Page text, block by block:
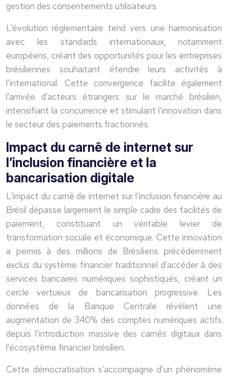
gestion des consentements utilisateurs.
L’évolution réglementaire tend vers une harmonisation
avec les standards internationaux, notamment
européens, créant des opportunités pour les entreprises
brésiliennes souhaitant étendre leurs activités à
l’international. Cette convergence facilite également
l’arrivée d’acteurs étrangers sur le marché brésilien,
intensifiant la concurrence et stimulant l’innovation dans
le secteur des paiements fractionnés.
Impact du carnê de internet sur
l’inclusion financière et la
bancarisation digitale
L’impact du carnê de internet sur l’inclusion financière au
Brésil dépasse largement le simple cadre des facilités de
paiement, constituant un véritable levier de
transformation sociale et économique. Cette innovation
a permis à des millions de Brésiliens précédemment
exclus du système financier traditionnel d’accéder à des
services bancaires numériques sophistiqués, créant un
cercle vertueux de bancarisation progressive. Les
données de la Banque Centrale révèlent une
augmentation de 340% des comptes numériques actifs
depuis l’introduction massive des carnês digitaux dans
l’écosystème financier brésilien.
Cette démocratisation s’accompagne d’un phénomène